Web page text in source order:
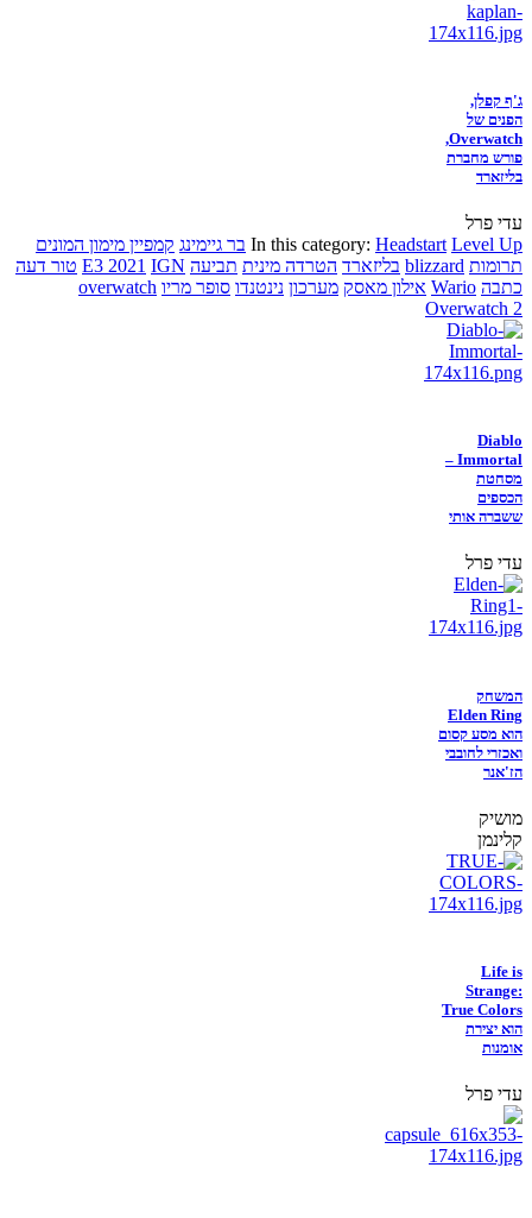
ג'ף קפלן,
הפנים של
Overwatch,
פורש מחברת
בליזארד
עדי פרל
In this category: Headstart Level Up בר גיימינג קמפיין מימון המונים
תרומות blizzard בליזארד הטרדה מינית תביעה E3 2021 IGN
טור דעה
כתבה Wario אילון מאסק מערכון נינטנדו סופר מריו overwatch
Overwatch 2
Diablo
Immortal –
מסחטת
הכספים
ששברה אותי
עדי פרל
המשחק
Elden Ring
הוא מסע קסום
ואכזרי לחובבי
הז'אנר
מושיק
קלינמן
Life is
Strange:
True Colors
הוא יצירת
אומנות
עדי פרל